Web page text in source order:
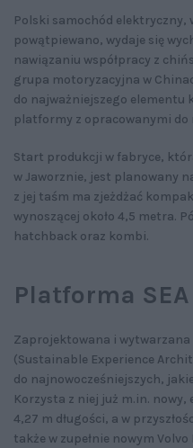
Polski samochód
powątpiewano, wydaje się
nawiązaniu współpracy z
grupa motoryzacyjna w
do najważniejszego elementu
platformy z opracowanymi
Start produkcji w fabryce,
w Jaworznie, jest planowany
z jej taśm ma zjeżdżać
wynoszącej około 4,5 metra.
hatchback oraz kombi.
Platforma SEA
Zaprojektowana i wytwarzana
(Sustainable Experience
do najnowocześniejszych,
Korzysta z niej już m.in.
4,27 m długości, a w
także w zupełnie nowym Volvo